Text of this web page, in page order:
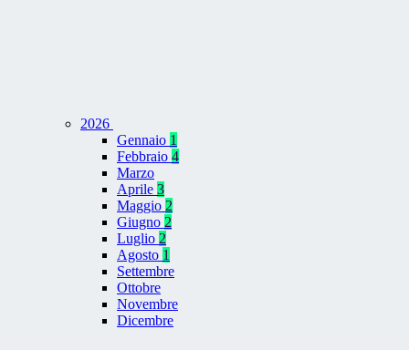
2026
Gennaio 1
Febbraio 4
Marzo
Aprile 3
Maggio 2
Giugno 2
Luglio 2
Agosto 1
Settembre
Ottobre
Novembre
Dicembre